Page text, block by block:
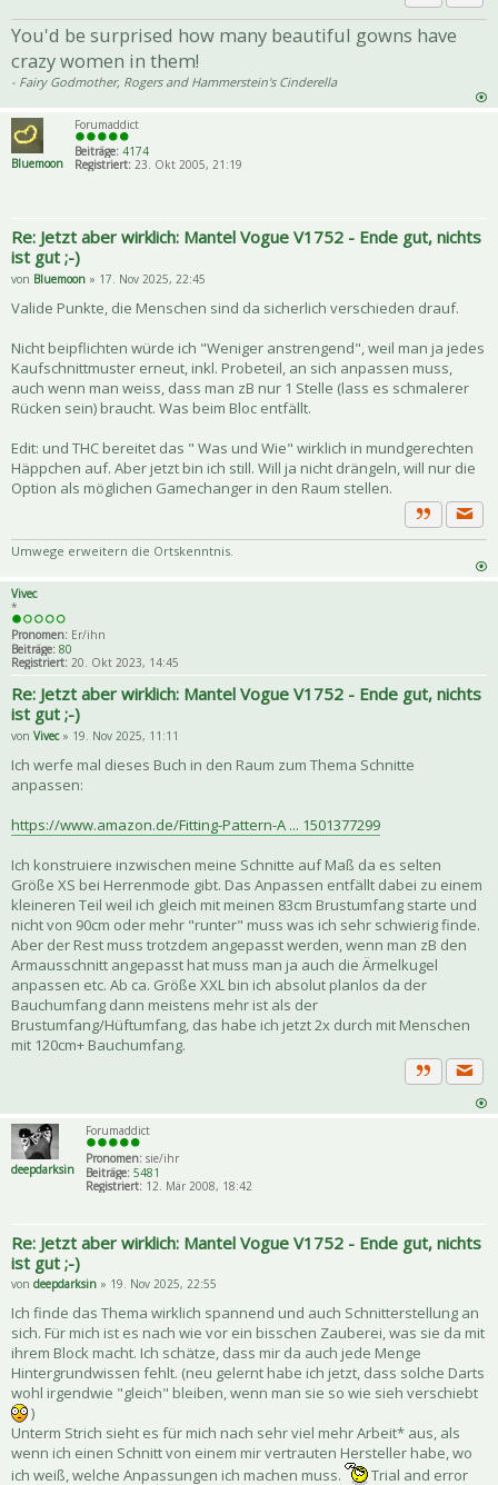
Zitat
You'd be surprised how many beautiful gowns have
crazy women in them!
- Fairy Godmother, Rogers and Hammerstein's Cinderella
Bluemoon
Forumaddict
Beiträge: 4174
Registriert: 23. Okt 2005, 21:19
Re: Jetzt aber wirklich: Mantel Vogue V1752 - Ende gut, nichts
ist gut ;-)
von Bluemoon » 17. Nov 2025, 22:45
Valide Punkte, die Menschen sind da sicherlich verschieden drauf.
Nicht beipflichten würde ich "Weniger anstrengend", weil man ja jedes
Kaufschnittmuster erneut, inkl. Probeteil, an sich anpassen muss,
auch wenn man weiss, dass man zB nur 1 Stelle (lass es schmalerer
Rücken sein) braucht. Was beim Bloc entfällt.
Edit: und THC bereitet das " Was und Wie" wirklich in mundgerechten
Häppchen auf. Aber jetzt bin ich still. Will ja nicht drängeln, will nur die
Option als möglichen Gamechanger in den Raum stellen.
Zitat
Umwege erweitern die Ortskenntnis.
Vivec
*
Pronomen: Er/ihn
Beiträge: 80
Registriert: 20. Okt 2023, 14:45
Re: Jetzt aber wirklich: Mantel Vogue V1752 - Ende gut, nichts
ist gut ;-)
von Vivec» 19. Nov 2025, 11:11
Ich werfe mal dieses Buch in den Raum zum Thema Schnitte
anpassen:
https://www.amazon.de/Fitting-Pattern-A ... 1501377299
Ich konstruiere inzwischen meine Schnitte auf Maß da es selten
Größe XS bei Herrenmode gibt. Das Anpassen entfällt dabei zu einem
kleineren Teil weil ich gleich mit meinen 83cm Brustumfang starte und
nicht von 90cm oder mehr "runter" muss was ich sehr schwierig finde.
Aber der Rest muss trotzdem angepasst werden, wenn man zB den
Armausschnitt angepasst hat muss man ja auch die Ärmelkugel
anpassen etc. Ab ca. Größe XXL bin ich absolut planlos da der
Bauchumfang dann meistens mehr ist als der
Brustumfang/Hüftumfang, das habe ich jetzt 2x durch mit Menschen
mit 120cm+ Bauchumfang.
Zitat
deepdarksin
Forumaddict
Pronomen: sie/ihr
Beiträge: 5481
Registriert: 12. Mär 2008, 18:42
Re: Jetzt aber wirklich: Mantel Vogue V1752 - Ende gut, nichts
ist gut ;-)
von deepdarksin » 19. Nov 2025, 22:55
Ich finde das Thema wirklich spannend und auch Schnitterstellung an
sich. Für mich ist es nach wie vor ein bisschen Zauberei, was sie da mit
ihrem Block macht. Ich schätze, dass mir da auch jede Menge
Hintergrundwissen fehlt. (neu gelernt habe ich jetzt, dass solche Darts
wohl irgendwie "gleich" bleiben, wenn man sie so wie sieh verschiebt
)
Unterm Strich sieht es für mich nach sehr viel mehr Arbeit* aus, als
wenn ich einen Schnitt von einem mir vertrauten Hersteller habe, wo
ich weiß, welche Anpassungen ich machen muss.
Trial and error